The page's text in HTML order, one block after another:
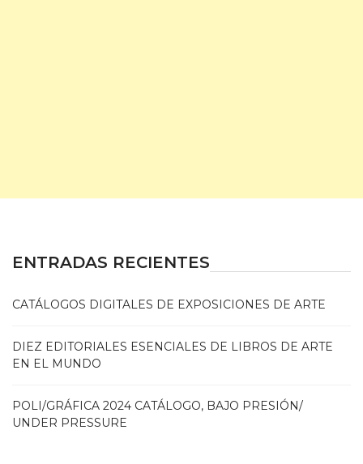
ENTRADAS RECIENTES
CATÁLOGOS DIGITALES DE EXPOSICIONES DE ARTE
DIEZ EDITORIALES ESENCIALES DE LIBROS DE ARTE
EN EL MUNDO
POLI/GRÁFICA 2024 CATÁLOGO, BAJO PRESIÓN/
UNDER PRESSURE